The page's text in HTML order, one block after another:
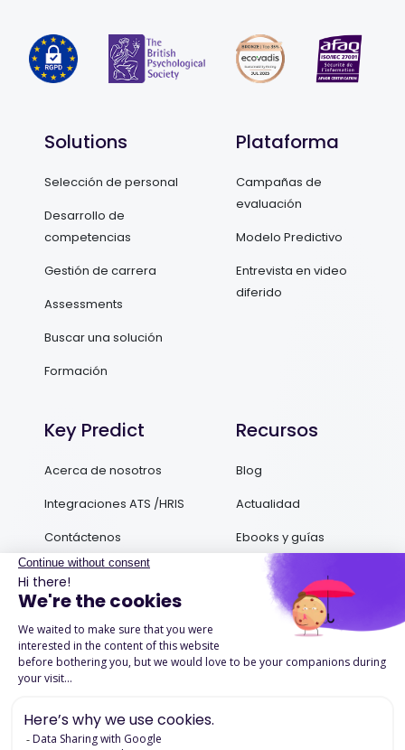
Solutions
Selección de personal
Desarrollo de
competencias
Gestión de carrera
Assessments
Buscar una solución
Formación
Plataforma
Campañas de
evaluación
Modelo Predictivo
Entrevista en video
diferido
Key Predict
Acerca de nosotros
Integraciones ATS /HRIS
Contáctenos
Recursos
Blog
Actualidad
Ebooks y guías
Podcasts
Success Stories